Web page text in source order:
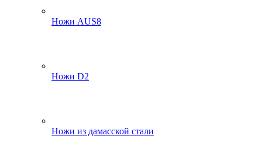
Ножи AUS8
Ножи D2
Ножи из дамасской стали